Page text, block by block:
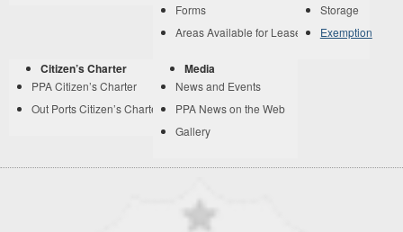
Forms
Areas Available for Lease
Storage
Exemption
Citizen’s Charter
PPA Citizen’s Charter
Out Ports Citizen’s Charter
Media
News and Events
PPA News on the Web
Gallery